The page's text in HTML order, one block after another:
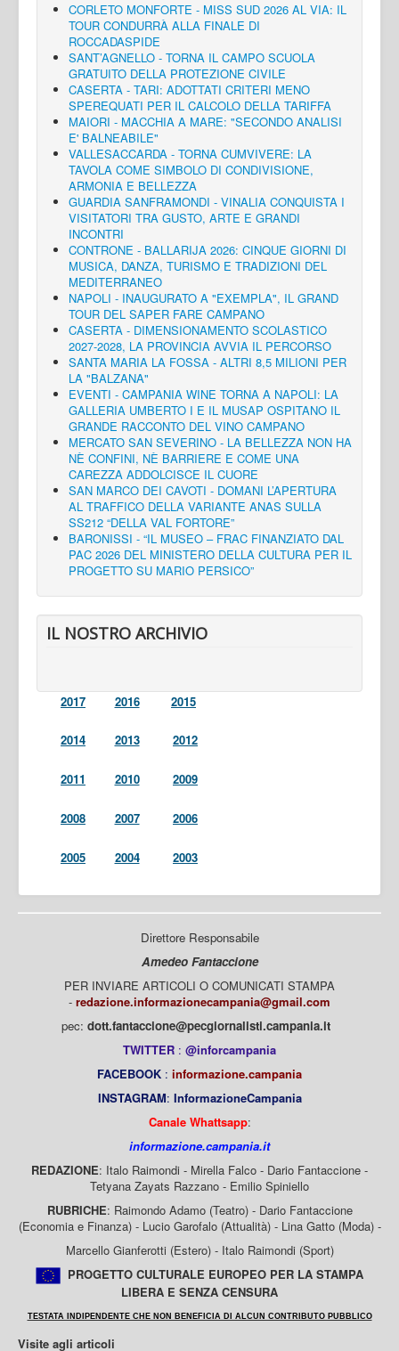
CORLETO MONFORTE - MISS SUD 2026 AL VIA: IL
TOUR CONDURRÀ ALLA FINALE DI
ROCCADASPIDE
SANT’AGNELLO - TORNA IL CAMPO SCUOLA
GRATUITO DELLA PROTEZIONE CIVILE
CASERTA - TARI: ADOTTATI CRITERI MENO
SPEREQUATI PER IL CALCOLO DELLA TARIFFA
MAIORI - MACCHIA A MARE: "SECONDO ANALISI
E' BALNEABILE"
VALLESACCARDA - TORNA CUMVIVERE: LA
TAVOLA COME SIMBOLO DI CONDIVISIONE,
ARMONIA E BELLEZZA
GUARDIA SANFRAMONDI - VINALIA CONQUISTA I
VISITATORI TRA GUSTO, ARTE E GRANDI
INCONTRI
CONTRONE - BALLARIJA 2026: CINQUE GIORNI DI
MUSICA, DANZA, TURISMO E TRADIZIONI DEL
MEDITERRANEO
NAPOLI - INAUGURATO A "EXEMPLA", IL GRAND
TOUR DEL SAPER FARE CAMPANO
CASERTA - DIMENSIONAMENTO SCOLASTICO
2027-2028, LA PROVINCIA AVVIA IL PERCORSO
SANTA MARIA LA FOSSA - ALTRI 8,5 MILIONI PER
LA "BALZANA"
EVENTI - CAMPANIA WINE TORNA A NAPOLI: LA
GALLERIA UMBERTO I E IL MUSAP OSPITANO IL
GRANDE RACCONTO DEL VINO CAMPANO
MERCATO SAN SEVERINO - LA BELLEZZA NON HA
NÈ CONFINI, NÈ BARRIERE E COME UNA
CAREZZA ADDOLCISCE IL CUORE
SAN MARCO DEI CAVOTI - DOMANI L’APERTURA
AL TRAFFICO DELLA VARIANTE ANAS SULLA
SS212 “DELLA VAL FORTORE”
BARONISSI - “IL MUSEO – FRAC FINANZIATO DAL
PAC 2026 DEL MINISTERO DELLA CULTURA PER IL
PROGETTO SU MARIO PERSICO”
IL NOSTRO ARCHIVIO
2017 2016 2015
2014 2013 2012
2011 2010 2009
2008 2007 2006
2005 2004 2003
Direttore Responsabile
Amedeo Fantaccione
PER INVIARE ARTICOLI O COMUNICATI STAMPA
- redazione.informazionecampania@gmail.com
pec: dott.fantaccione@pecgiornalisti.campania.it
TWITTER : @inforcampania
FACEBOOK : informazione.campania
INSTAGRAM: InformazioneCampania
Canale Whattsapp:
informazione.campania.it
REDAZIONE: Italo Raimondi - Mirella Falco - Dario Fantaccione -
Tetyana Zayats Razzano - Emilio Spiniello
RUBRICHE: Raimondo Adamo (Teatro) - Dario Fantaccione
(Economia e Finanza) - Lucio Garofalo (Attualità) - Lina Gatto (Moda) -
Marcello Gianferotti (Estero) - Italo Raimondi (Sport)
PROGETTO CULTURALE EUROPEO PER LA STAMPA
LIBERA E SENZA CENSURA
TESTATA INDIPENDENTE CHE NON BENEFICIA DI ALCUN CONTRIBUTO PUBBLICO
Visite agli articoli